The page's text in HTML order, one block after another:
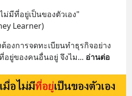
มีที่อยู่เป็นของตัวเอง"
Learner)
งการจดทะเบียนทำธุรกิจอย่าง
อยู่ของคนอื่นอยู่ จึงไม... อ่านต่อ